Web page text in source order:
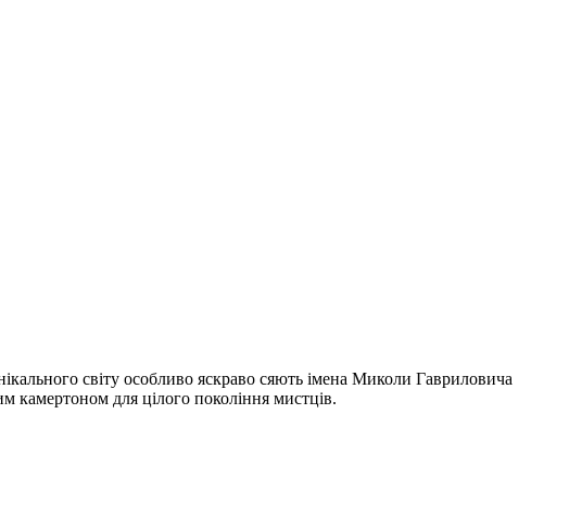
світу особливо яскраво сяють імена Миколи Гавриловича
камертоном для цілого покоління мистців.